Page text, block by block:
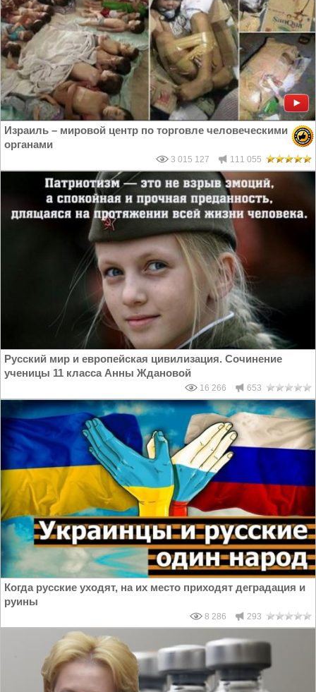
Израиль – мировой центр по торговле человеческими
органами
3 015 127 111 055
Русский мир и европейская цивилизация. Сочинение
ученицы 11 класса Анны Ждановой
16 266 653
Когда русские уходят, на их место приходят деградация и
руины
8 286 293